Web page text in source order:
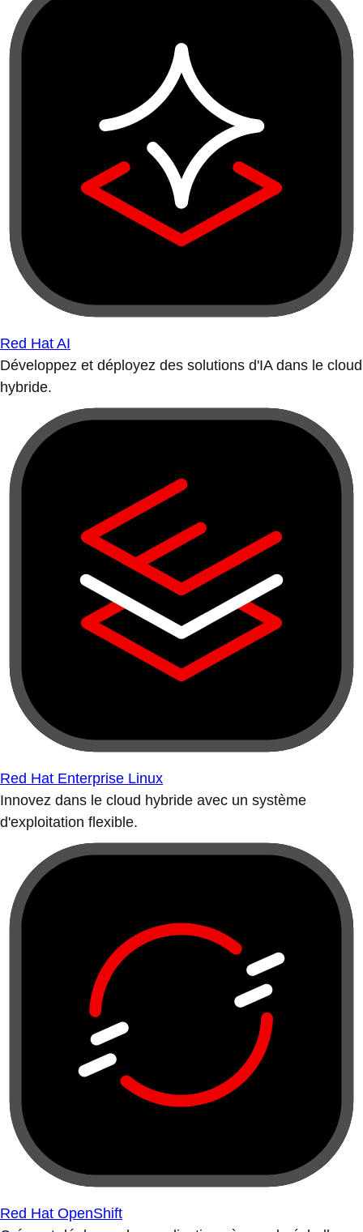
Red Hat AI
Développez et déployez des solutions d'IA dans le cloud
hybride.
Red Hat Enterprise Linux
Innovez dans le cloud hybride avec un système
d'exploitation flexible.
Red Hat OpenShift